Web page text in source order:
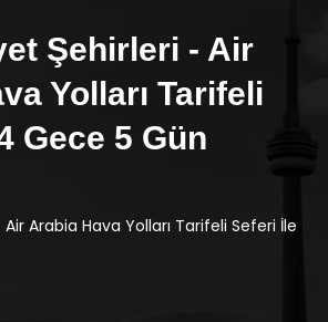
Şehirleri - Air
Yolları Tarifeli
Gece 5 Gün
Arabia Hava Yolları Tarifeli Seferi İle